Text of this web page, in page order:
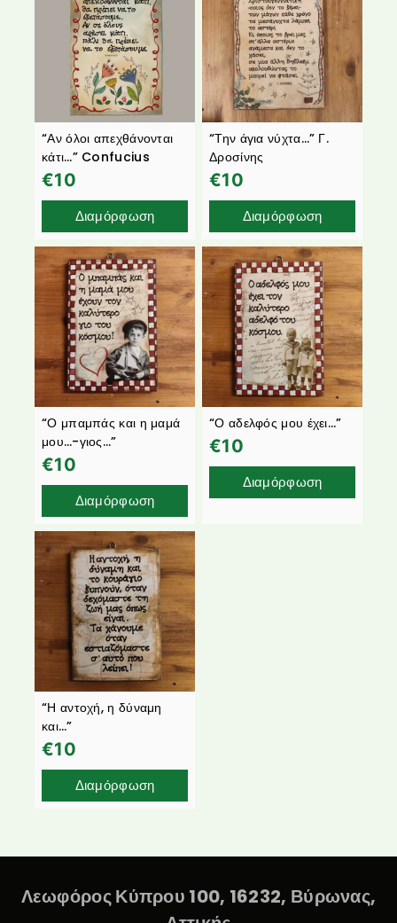
“Αν όλοι απεχθάνονται
κάτι…” Confucius
€10
Διαμόρφωση
“Την άγια νύχτα…” Γ.
Δροσίνης
€10
Διαμόρφωση
“Ο μπαμπάς και η μαμά
μου…-γιος…”
€10
Διαμόρφωση
“Ο αδελφός μου έχει…”
€10
Διαμόρφωση
“Η αντοχή, η δύναμη
και…”
€10
Διαμόρφωση
Λεωφόρος Κύπρου 100, 16232, Βύρωνας,